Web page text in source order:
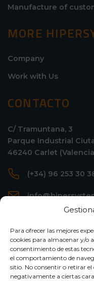
Para ofrecer las mejores
cookies para almacenar y/o
consentimiento de estas
el comportamiento de
sitio. No consentir o retirar
negativamente a ciertas
Manufacture of
MORE
Company
Work with Us
CONTACTO
C/ Tramuntana, 3
Parque Industrial
46240 Carlet
(+34) 96 253 30